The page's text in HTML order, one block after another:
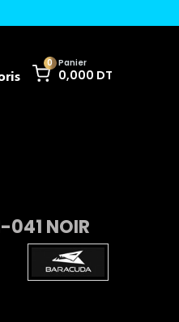
0 Panier
0,000 DT
041 NOIR